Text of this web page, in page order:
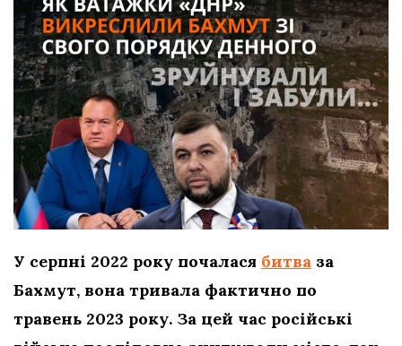
У серпні 2022 року почалася битва за
Бахмут, вона тривала фактично по
травень 2023 року. За цей час російські